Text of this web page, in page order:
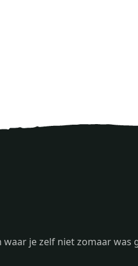
je zelf niet zomaar was